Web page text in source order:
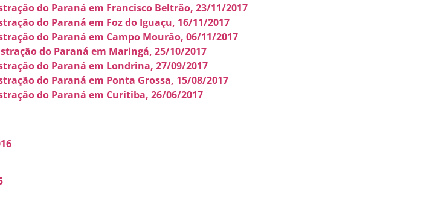
do Paraná em Francisco Beltrão, 23/11/2017
do Paraná em Foz do Iguaçu, 16/11/2017
do Paraná em Campo Mourão, 06/11/2017
do Paraná em Maringá, 25/10/2017
do Paraná em Londrina, 27/09/2017
do Paraná em Ponta Grossa, 15/08/2017
do Paraná em Curitiba, 26/06/2017